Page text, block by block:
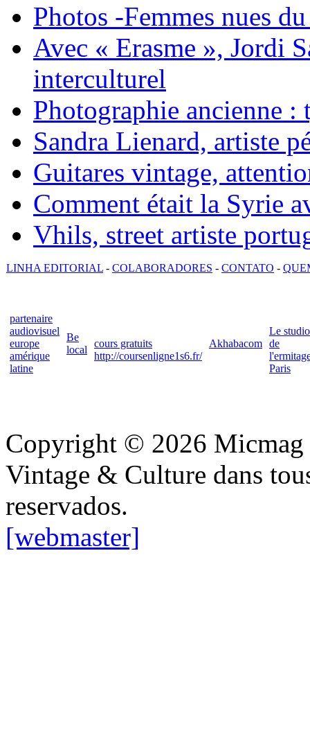
Photos -Femmes nues
Avec « Erasme », Jordi
interculturel
Photographie ancienne :
Sandra Lienard, artiste
Guitares vintage,
Comment était la Syrie
Vhils, street artiste
LINHA EDITORIAL - COLABORADORES - CONTATO -
partenaire
audiovisuel
europe
amérique
latine
Be
local
cours gratuits
http://coursenligne1s6.fr/
Akhabacom
Le studio
de
Paris
Copyright © 2026 Micmag
Vintage & Culture dans
reservados.
[webmaster]